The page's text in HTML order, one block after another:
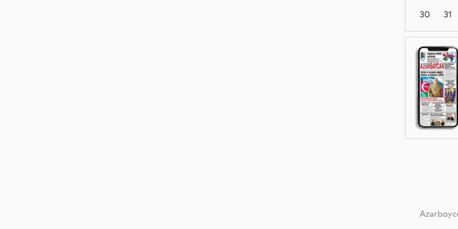
Siyasət
Gündəm
30
31